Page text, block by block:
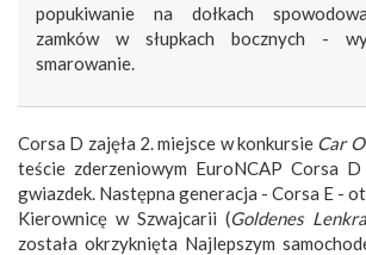
popukiwanie na dołkach
zamków w słupkach bocznych -
smarowanie.
Corsa D zajęła 2. miejsce w konkursie Car
teście zderzeniowym EuroNCAP Corsa
gwiazdek. Następna generacja - Corsa E -
Kierownicę w Szwajcarii (Goldenes
została okrzyknięta Najlepszym